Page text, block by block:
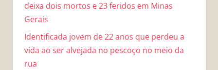
deixa dois mortos e 23 feridos em Minas
Gerais
Identificada jovem de 22 anos que perdeu a
vida ao ser alvejada no pescoço no meio da
rua